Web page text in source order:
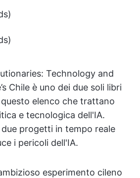
Technology and
Chile è uno dei due soli libri
elenco che trattano
e tecnologica dell'IA.
progetti in tempo reale
i pericoli dell'IA.
esperimento cileno